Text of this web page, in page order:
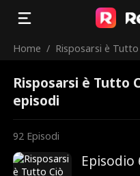
Home / Risposarsi è Tutto
Risposarsi è Tutto
episodi
92 Episodi
Episodio